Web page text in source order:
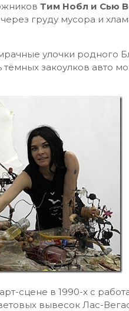
Тим Нобл и Сью
груду мусора и
улочки родного
закоулков авто
сцене в 1990-х с
вывесок Лас-